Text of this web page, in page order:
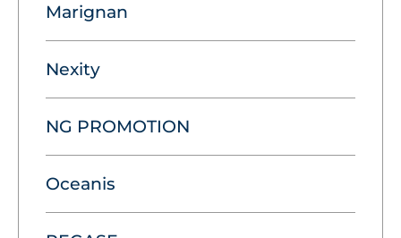
Marignan
Nexity
NG PROMOTION
Oceanis